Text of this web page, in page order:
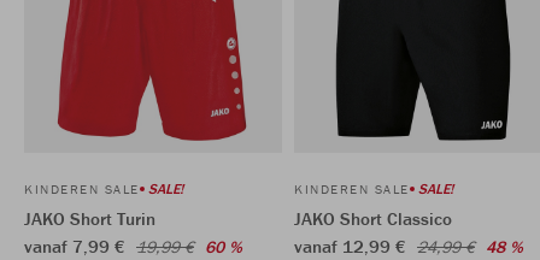
KINDEREN SALE SALE!
JAKO Short Turin
vanaf 7,99 € 19,99 € 60 %
KINDEREN SALE SALE!
JAKO Short Classico
vanaf 12,99 € 24,99 € 48 %